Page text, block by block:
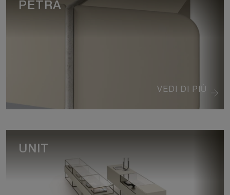
VEDI DI PIÙ
PETRA
UNIT